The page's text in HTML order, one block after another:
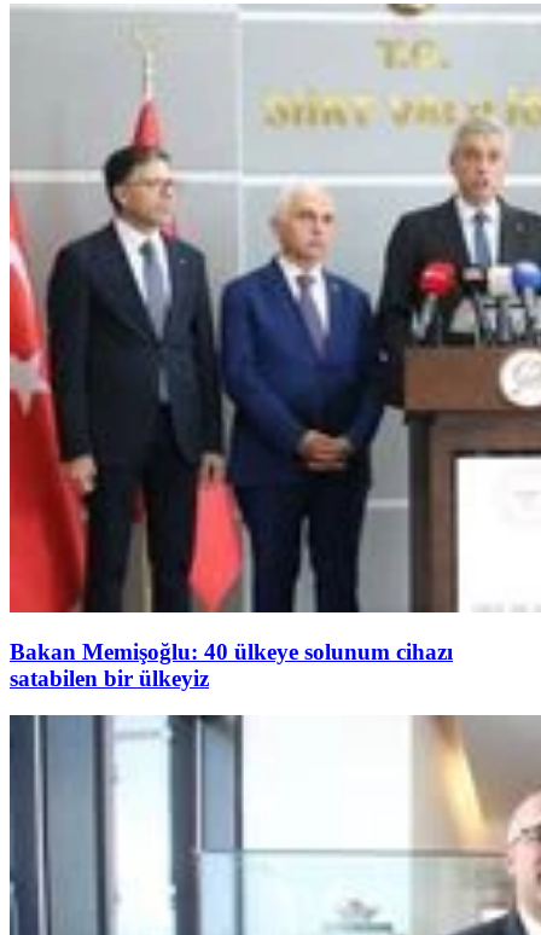
Bakan Memişoğlu: 40 ülkeye solunum cihazı
satabilen bir ülkeyiz